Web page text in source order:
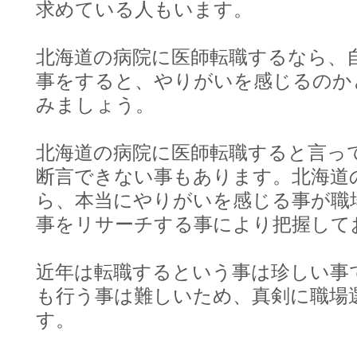
求めている人もいます。
北海道の病院に医師転職するなら、
事をすると、やりがいを感じるの
みましょう。
北海道の病院に医師転職すると言っ
断言できない事もあります。北海
ら、本当にやりがいを感じる事が
事をリサーチする事により把握し
近年は転職するという事は珍しい
も行う事は難しいため、真剣に職
す。